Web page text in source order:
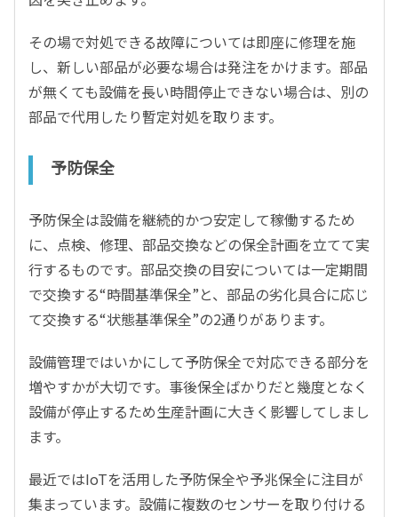
その場で対処できる故障については即座に修理を施
し、新しい部品が必要な場合は発注をかけます。部品
が無くても設備を長い時間停止できない場合は、別の
部品で代用したり暫定対処を取ります。
予防保全
予防保全は設備を継続的かつ安定して稼働するため
に、点検、修理、部品交換などの保全計画を立てて実
行するものです。部品交換の目安については一定期間
で交換する“時間基準保全”と、部品の劣化具合に応じ
て交換する“状態基準保全”の2通りがあります。
設備管理ではいかにして予防保全で対応できる部分を
増やすかが大切です。事後保全ばかりだと幾度となく
設備が停止するため生産計画に大きく影響してしまし
ます。
最近ではIoTを活用した予防保全や予兆保全に注目が
集まっています。設備に複数のセンサーを取り付ける